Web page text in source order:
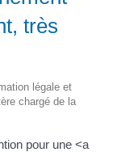
très
légale et
chargé de la
pour une <a